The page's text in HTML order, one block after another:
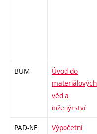
BUM
Úvod do
materiálových
věd a
inženýrství
PAD-NE
Výpočetní